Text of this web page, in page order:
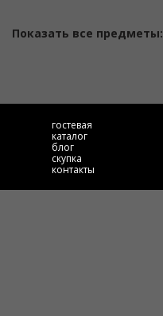
Показать все предметы:
гостевая
каталог
блог
скупка
контакты